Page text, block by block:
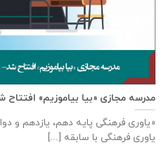
مدرسه مجازی «بیا بیاموزیم» افتتاح شد- ۲۸ اردیبهشت‌ماه
«یاوری فرهنگی پایه دهم، یازدهم و
یاوری فرهنگی با سابقه [...]